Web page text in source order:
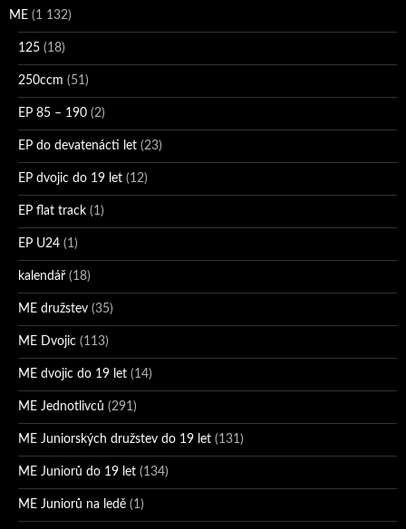
ME (1 132)
125 (18)
250ccm (51)
EP 85 – 190 (2)
EP do devatenácti let (23)
EP dvojic do 19 let (12)
EP flat track (1)
EP U24 (1)
kalendář (18)
ME družstev (35)
ME Dvojic (113)
ME dvojic do 19 let (14)
ME Jednotlivců (291)
ME Juniorských družstev do 19 let (131)
ME Juniorů do 19 let (134)
ME Juniorů na ledě (1)